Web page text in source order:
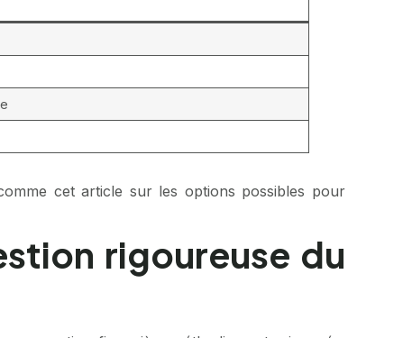
cet article sur les options possibles pour
rigoureuse du